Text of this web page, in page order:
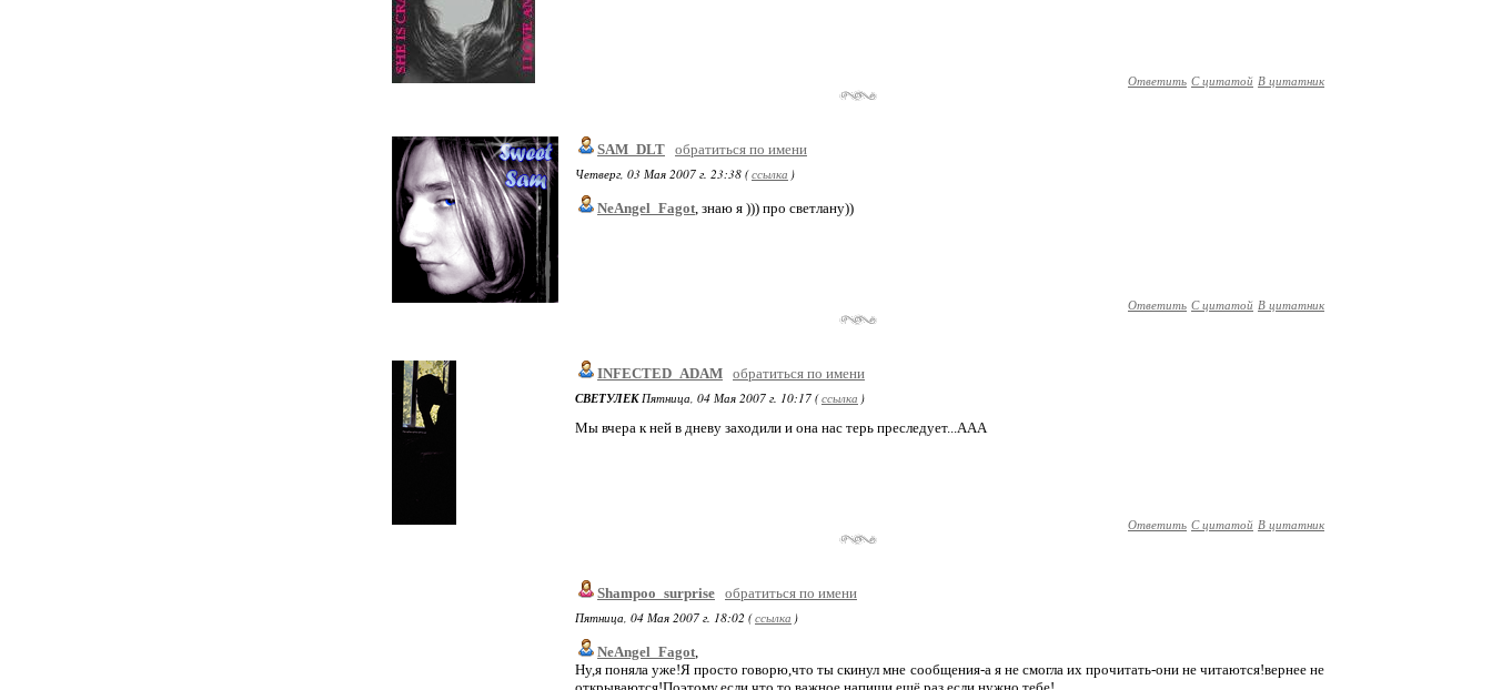
Ответить С цитатой В цитатник
SAM_DLT обратиться по имени
Четверг, 03 Мая 2007 г. 23:38 (ссылка )
NeAngel_Fagot, знаю я ))) про светлану))
Ответить С цитатой В цитатник
INFECTED_ADAM обратиться по имени
СВЕТУЛЕКПятница, 04 Мая 2007 г. 10:17 (ссылка )
Мы вчера к ней в дневу заходили и она нас терь преследует...ААА
Ответить С цитатой В цитатник
Shampoo_surprise обратиться по имени
Пятница, 04 Мая 2007 г. 18:02 (ссылка )
NeAngel_Fagot,
Ну,я поняла уже!Я просто говорю,что ты скинул мне сообщения-а я не смогла их прочитать-они не читаются!вернее не